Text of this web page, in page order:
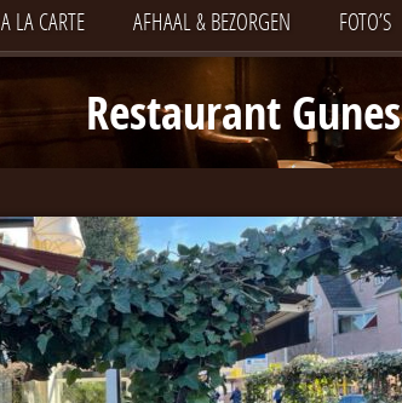
A LA CARTE AFHAAL & BEZORGEN FOTO’S
Restaurant Gunes